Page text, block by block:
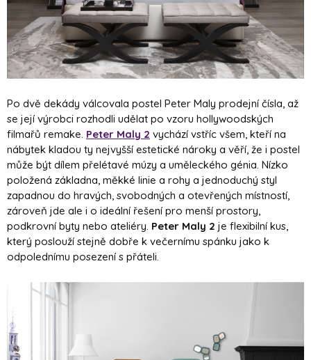
Po dvě dekády válcovala postel Peter Maly prodejní čísla, až
se její výrobci rozhodli udělat po vzoru hollywoodských
filmařů remake. Peter Maly 2 vychází vstříc všem, kteří na
nábytek kladou ty nejvyšší estetické nároky a věří, že i postel
může být dílem přelétavé múzy a uměleckého génia. Nízko
položená základna, měkké linie a rohy a jednoduchý styl
zapadnou do hravých, svobodných a otevřených místností,
zároveň jde ale i o ideální řešení pro menší prostory,
podkrovní byty nebo ateliéry. Peter Maly 2 je flexibilní kus,
který poslouží stejně dobře k večernímu spánku jako k
odpolednímu posezení s přáteli.